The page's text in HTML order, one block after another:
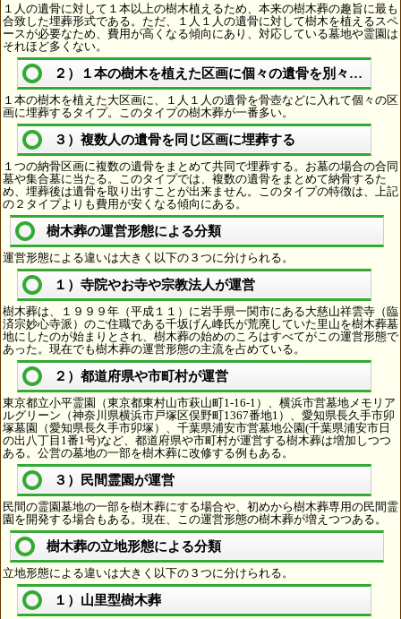
１人の遺骨に対して１本以上の樹木植えるため、本来の樹木葬の趣旨に最も
合致した埋葬形式である。ただ、１人１人の遺骨に対して樹木を植えるスペ
ースが必要なため、費用が高くなる傾向にあり、対応している墓地や霊園は
それほど多くない。
２）１本の樹木を植えた区画に個々の遺骨を別々に埋葬
１本の樹木を植えた大区画に、１人１人の遺骨を骨壺などに入れて個々の区
画に埋葬するタイプ。このタイプの樹木葬が一番多い。
３）複数人の遺骨を同じ区画に埋葬する
１つの納骨区画に複数の遺骨をまとめて共同で埋葬する。お墓の場合の合同
墓や集合墓に当たる。このタイプでは、複数の遺骨をまとめて納骨するた
め、埋葬後は遺骨を取り出すことが出来ません。このタイプの特徴は、上記
の２タイプよりも費用が安くなる傾向にある。
樹木葬の運営形態による分類
運営形態による違いは大きく以下の３つに分けられる。
１）寺院やお寺や宗教法人が運営
樹木葬は、１９９９年（平成１１）に岩手県一関市にある大慈山祥雲寺（臨
済宗妙心寺派）のご住職である千坂げん峰氏が荒廃していた里山を樹木葬墓
地にしたのが始まりとされ、樹木葬の始めのころはすべてがこの運営形態で
あった。現在でも樹木葬の運営形態の主流を占めている。
２）都道府県や市町村が運営
東京都立小平霊園（東京都東村山市萩山町1-16-1）、横浜市営墓地メモリア
ルグリーン（神奈川県横浜市戸塚区俣野町1367番地1）、愛知県長久手市卯
塚墓園（愛知県長久手市卯塚）、千葉県浦安市営墓地公園(千葉県浦安市日
の出八丁目1番1号)など、都道府県や市町村が運営する樹木葬は増加しつつ
ある。公営の墓地の一部を樹木葬に改修する例もある。
３）民間霊園が運営
民間の霊園墓地の一部を樹木葬にする場合や、初めから樹木葬専用の民間霊
園を開発する場合もある。現在、この運営形態の樹木葬が増えつつある。
樹木葬の立地形態による分類
立地形態による違いは大きく以下の３つに分けられる。
１）山里型樹木葬